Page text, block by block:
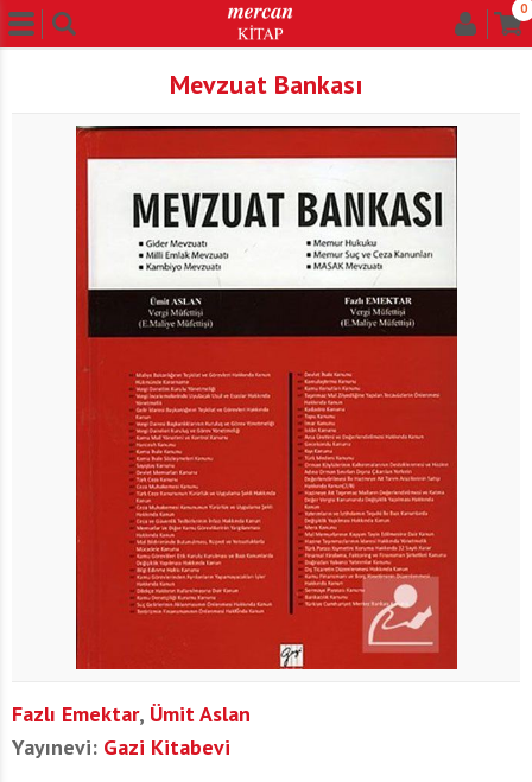
0
Mevzuat Bankası
Fazlı Emektar, Ümit Aslan
Yayınevi: Gazi Kitabevi